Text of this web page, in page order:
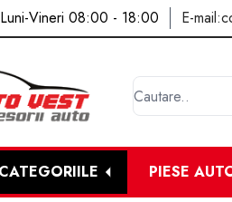
Vineri 08:00 - 18:00 E-mail:
PIESE